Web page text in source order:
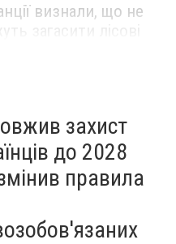
визнали, що не
захист
до 2028
правила